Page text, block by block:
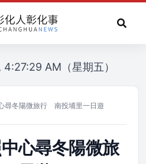
AM（星期五）
尋冬陽微旅行 南投埔里一日遊
心尋冬陽微旅